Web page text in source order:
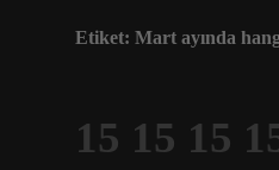
Etiket: Mart ayında
15 15 15